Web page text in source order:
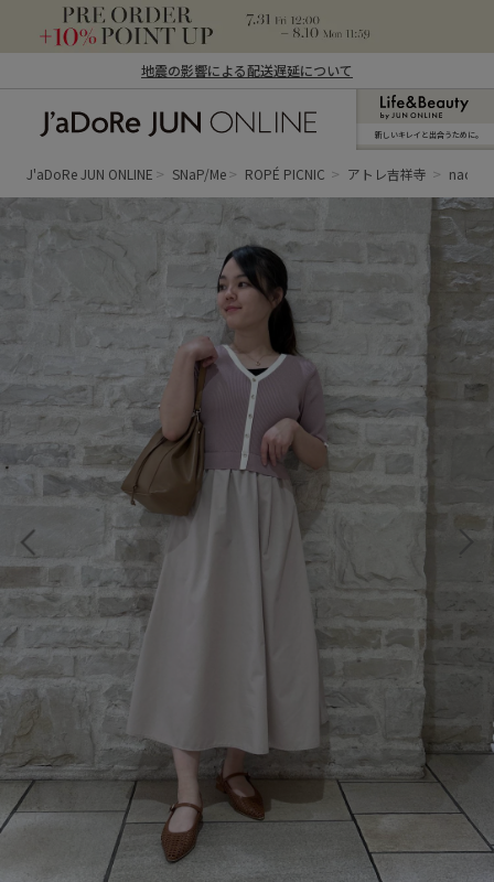
地震の影響による配送遅延について
ン オンライン）
新しいキレイと出合うために。
J'aDoRe JUN ONLINE SNaP/Me ROPÉ PICNIC アトレ吉祥寺 naoko